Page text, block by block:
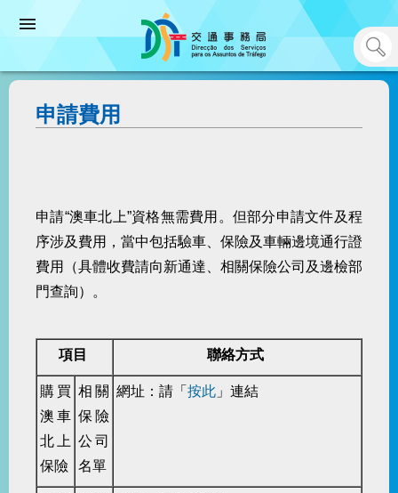
申請費用
申請“澳車北上”資格無需費用。但部分申請文件及程
序涉及費用，當中包括驗車、保險及車輛邊境通行證
費用（具體收費請向新通達、相關保險公司及邊檢部
門查詢）。
項目 聯絡方式
購買
澳車
北上
保險
相關
保險
公司
名單
網址： 請「 按此 」連結